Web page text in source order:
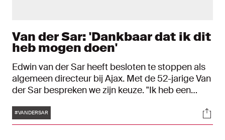
Van der Sar: 'Dankbaar dat ik dit
heb mogen doen'
Edwin van der Sar heeft besloten te stoppen als
algemeen directeur bij Ajax. Met de 52-jarige Van
der Sar bespreken we zijn keuze. "Ik heb een
dingen, maar ik kijk er met veel plezier op terug."
Tags
#VANDERSAR